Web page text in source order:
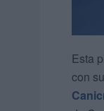
Esta
con